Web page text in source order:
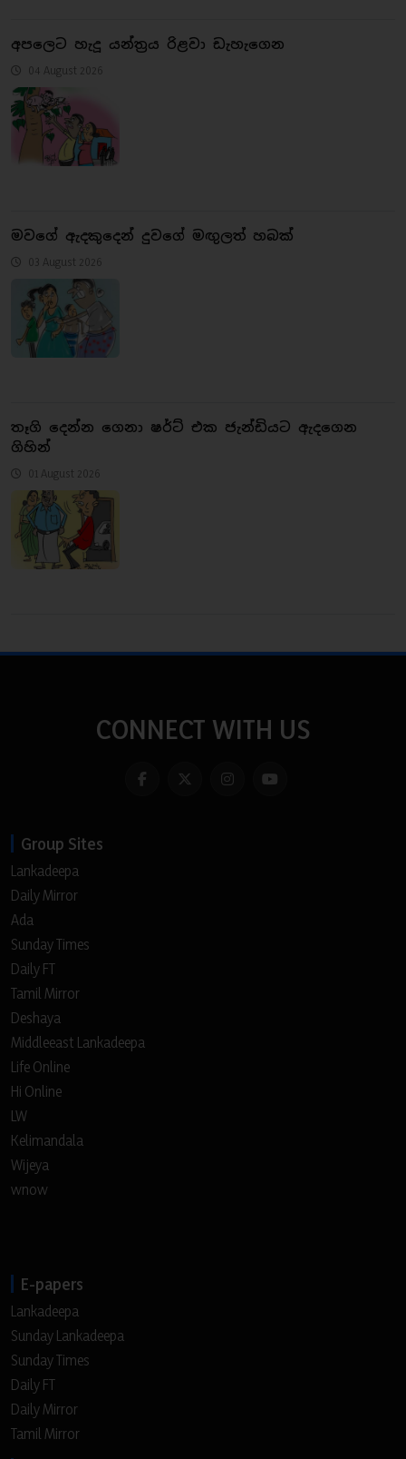
අපලෙට හැදූ යන්ත්‍රය රිළවා ඩැහැගෙන
04 August 2026
මවගේ ඇදකුදෙන් දුවගේ මඟු‍ලත් හබක්
03 August 2026
තෑගි දෙන්න ගෙනා ෂර්ට් එක ජැන්ඩියට ඇදගෙන
ගිහින්
01 August 2026
CONNECT WITH US
Group Sites
Lankadeepa
Daily Mirror
Ada
Sunday Times
Daily FT
Tamil Mirror
Deshaya
Middleeast Lankadeepa
Life Online
Hi Online
LW
Kelimandala
Wijeya
wnow
E-papers
Lankadeepa
Sunday Lankadeepa
Sunday Times
Daily FT
Daily Mirror
Tamil Mirror